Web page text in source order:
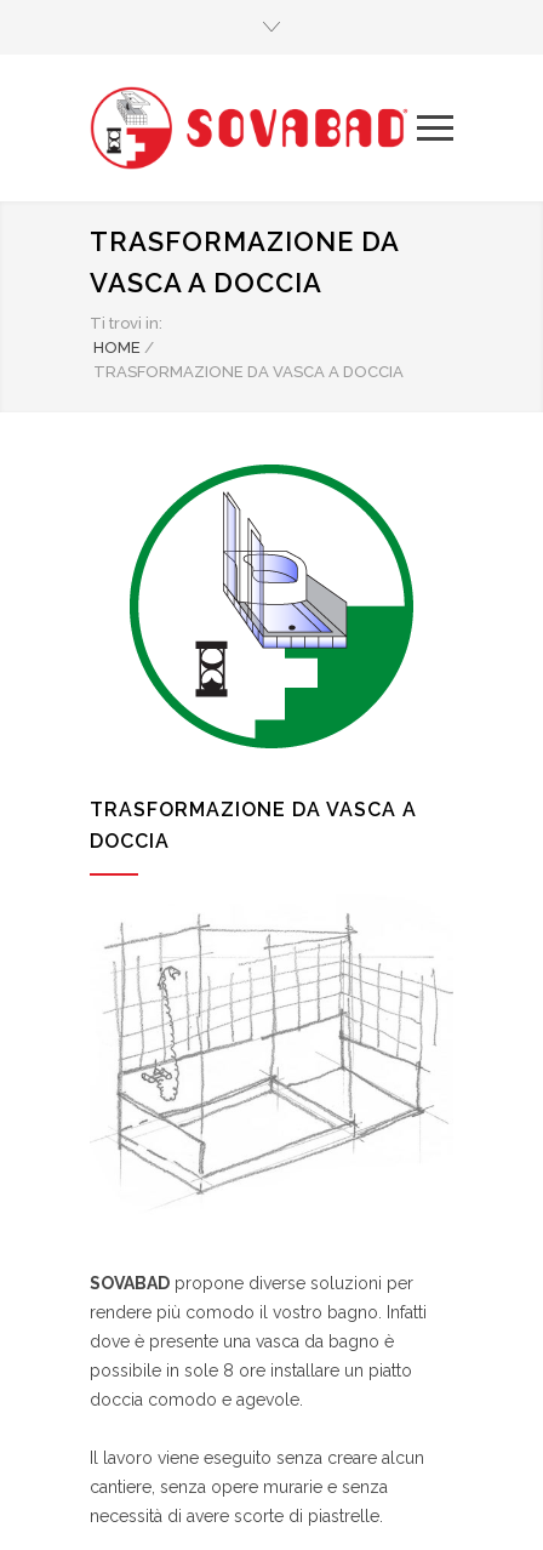
TRASFORMAZIONE DA
VASCA A DOCCIA
Ti trovi in:
HOME /
TRASFORMAZIONE DA VASCA A DOCCIA
TRASFORMAZIONE DA VASCA A
DOCCIA
SOVABAD propone diverse soluzioni per
rendere più comodo il vostro bagno. Infatti
dove è presente una vasca da bagno è
possibile in sole 8 ore installare un piatto
doccia comodo e agevole.
Il lavoro viene eseguito senza creare alcun
cantiere, senza opere murarie e senza
necessità di avere scorte di piastrelle.